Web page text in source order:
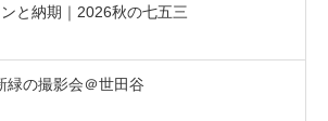
ンと納期｜2026秋の七五三
緑の撮影会＠世田谷